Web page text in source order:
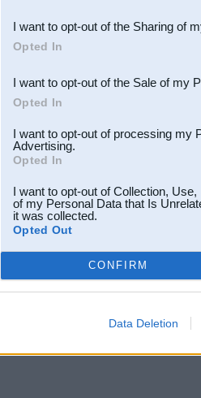
Downstream Participants
third parties.
I want to opt-out of the Sharing of
Opted In
I want to opt-out of the Sale of my
Opted In
I want to opt-out of processing my
Advertising.
Opted In
I want to opt-out of Collection,
of my Personal Data that Is
it was collected.
Opted Out
CONFIRM
Data Deletion